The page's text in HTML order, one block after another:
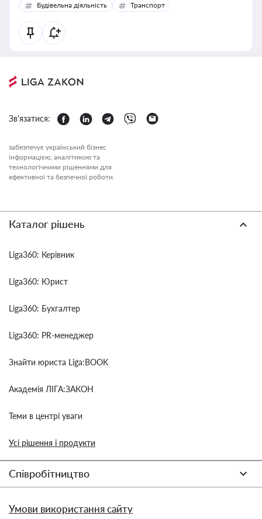
Будівельна діяльність Транспорт
Зв'язатися:
забезпечує український бізнес
інформацією, аналітикою та
технологічними рішеннями для
ефективної та безпечної роботи.
Каталог рішень
Liga360: Керівник
Liga360: Юрист
Liga360: Бухгалтер
Liga360: PR-менеджер
Знайти юриста Liga:BOOK
Академія ЛІГА:ЗАКОН
Теми в центрі уваги
Усі рішення і продукти
Співробітництво
Умови використання сайту